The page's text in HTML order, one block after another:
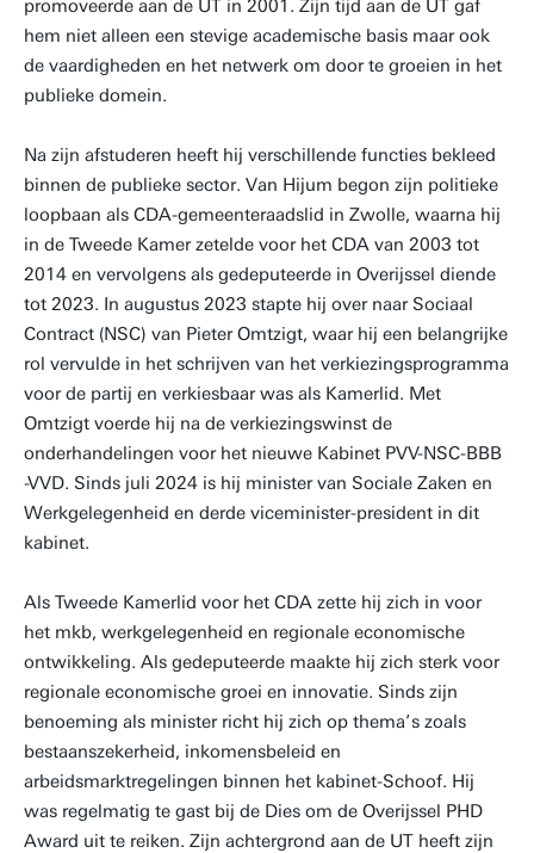
promoveerde aan de UT in 2001. Zijn tijd aan de UT gaf
hem niet alleen een stevige academische basis maar ook
de vaardigheden en het netwerk om door te groeien in het
publieke domein.
Na zijn afstuderen heeft hij verschillende functies bekleed
binnen de publieke sector. Van Hijum begon zijn politieke
loopbaan als CDA-gemeenteraadslid in Zwolle, waarna hij
in de Tweede Kamer zetelde voor het CDA van 2003 tot
2014 en vervolgens als gedeputeerde in Overijssel diende
tot 2023. In augustus 2023 stapte hij over naar Sociaal
Contract (NSC) van Pieter Omtzigt, waar hij een belangrijke
rol vervulde in het schrijven van het verkiezingsprogramma
voor de partij en verkiesbaar was als Kamerlid. Met
Omtzigt voerde hij na de verkiezingswinst de
onderhandelingen voor het nieuwe Kabinet PVV-NSC-BBB
-VVD. Sinds juli 2024 is hij minister van Sociale Zaken en
Werkgelegenheid en derde viceminister-president in dit
kabinet.
Als Tweede Kamerlid voor het CDA zette hij zich in voor
het mkb, werkgelegenheid en regionale economische
ontwikkeling. Als gedeputeerde maakte hij zich sterk voor
regionale economische groei en innovatie. Sinds zijn
benoeming als minister richt hij zich op thema’s zoals
bestaanszekerheid, inkomensbeleid en
arbeidsmarktregelingen binnen het kabinet-Schoof. Hij
was regelmatig te gast bij de Dies om de Overijssel PHD
Award uit te reiken. Zijn achtergrond aan de UT heeft zijn